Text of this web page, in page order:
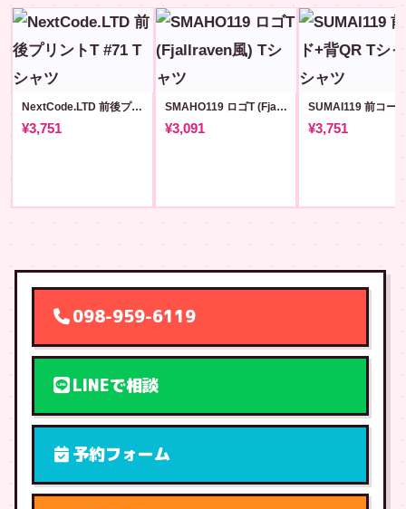
NextCode.LTD 前後プリントT #71
¥3,751
SMAHO119 ロゴT (Fjallraven風)
¥3,091 ¥3,751
098-959-6119
LINEで相談
予約フォーム